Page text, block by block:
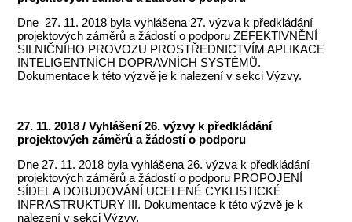
Dne 27. 11. 2018 byla vyhlášena 27. výzva k předkládání
projektových záměrů a žádostí o podporu ZEFEKTIVNĚNÍ
SILNIČNÍHO PROVOZU PROSTŘEDNICTVÍM APLIKACE
INTELIGENTNÍCH DOPRAVNÍCH SYSTÉMŮ.
Dokumentace k této výzvě je k nalezení v sekci Výzvy.
27. 11. 2018 / Vyhlášení 26. výzvy k předkládání
projektových záměrů a žádostí o podporu
Dne 27. 11. 2018 byla vyhlášena 26. výzva k předkládání
projektových záměrů a žádostí o podporu PROPOJENÍ
SÍDEL A DOBUDOVÁNÍ UCELENÉ CYKLISTICKÉ
INFRASTRUKTURY III. Dokumentace k této výzvě je k
nalezení v sekci Výzvy.